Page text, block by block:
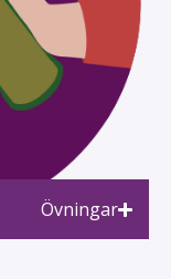
Övningar